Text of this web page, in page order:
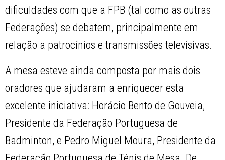
dificuldades com que a FPB (tal como as outras
Federações) se debatem, principalmente em
relação a patrocínios e transmissões televisivas.
A mesa esteve ainda composta por mais dois
oradores que ajudaram a enriquecer esta
excelente iniciativa: Horácio Bento de Gouveia,
Presidente da Federação Portuguesa de
Badminton, e Pedro Miguel Moura, Presidente da